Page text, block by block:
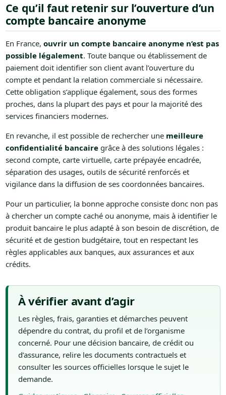
Ce qu’il faut retenir sur l’ouverture d’un
compte bancaire anonyme
En France, ouvrir un compte bancaire anonyme n’est pas
possible légalement. Toute banque ou établissement de
paiement doit identifier son client avant l’ouverture du
compte et pendant la relation commerciale si nécessaire.
Cette obligation s’applique également, sous des formes
proches, dans la plupart des pays et pour la majorité des
services financiers modernes.
En revanche, il est possible de rechercher une meilleure
confidentialité bancairegrâce à des solutions légales :
second compte, carte virtuelle, carte prépayée encadrée,
séparation des usages, outils de sécurité renforcés et
vigilance dans la diffusion de ses coordonnées bancaires.
Pour un particulier, la bonne approche consiste donc non pas
à chercher un compte caché ou anonyme, mais à identifier le
produit bancaire le plus adapté à son besoin de discrétion, de
sécurité et de gestion budgétaire, tout en respectant les
règles applicables aux banques, aux assurances et aux
crédits.
À vérifier avant d’agir
Les règles, frais, garanties et démarches peuvent
dépendre du contrat, du profil et de l’organisme
concerné. Pour une décision bancaire, de crédit ou
d’assurance, relire les documents contractuels et
consulter les sources officielles lorsque le sujet le
demande.